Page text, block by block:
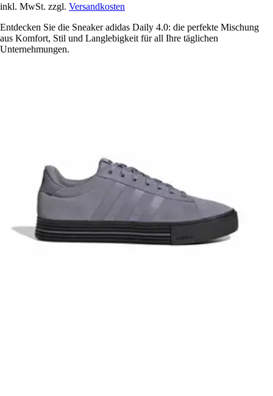
inkl. MwSt. zzgl. Versandkosten
Entdecken Sie die Sneaker adidas Daily 4.0: die perfekte Mischung
aus Komfort, Stil und Langlebigkeit für all Ihre täglichen
Unternehmungen.